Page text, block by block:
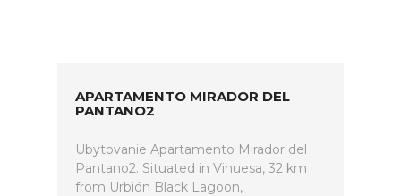
APARTAMENTO MIRADOR DEL
PANTANO2
Ubytovanie Apartamento Mirador del
Pantano2. Situated in Vinuesa, 32 km
from Urbión Black Lagoon,